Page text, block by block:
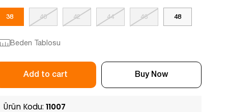
38 40 42 44 46 48
Beden Tablosu
Ürün Kodu: 11007